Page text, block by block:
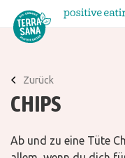
Über uns
Wissenswertes
Zurück
CHIPS
Ab und zu eine Tüte